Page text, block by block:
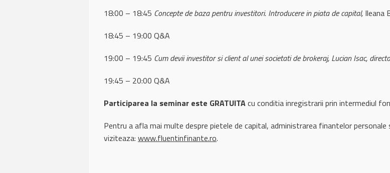
18:00 – 18:45 Concepte de baza pentru investitori. Introducere in piata de capital, Ileana
18:45 – 19:00 Q&A
19:00 – 19:45 Cum devii investitor si client al unei societati de brokeraj, Lucian Isac,
19:45 – 20:00 Q&A
Participarea la seminar este GRATUITAcu conditia inregistrarii prin intermediul
Pentru a afla mai multe despre pietele de capital, administrarea finantelor
viziteaza: www.fluentinfinante.ro.